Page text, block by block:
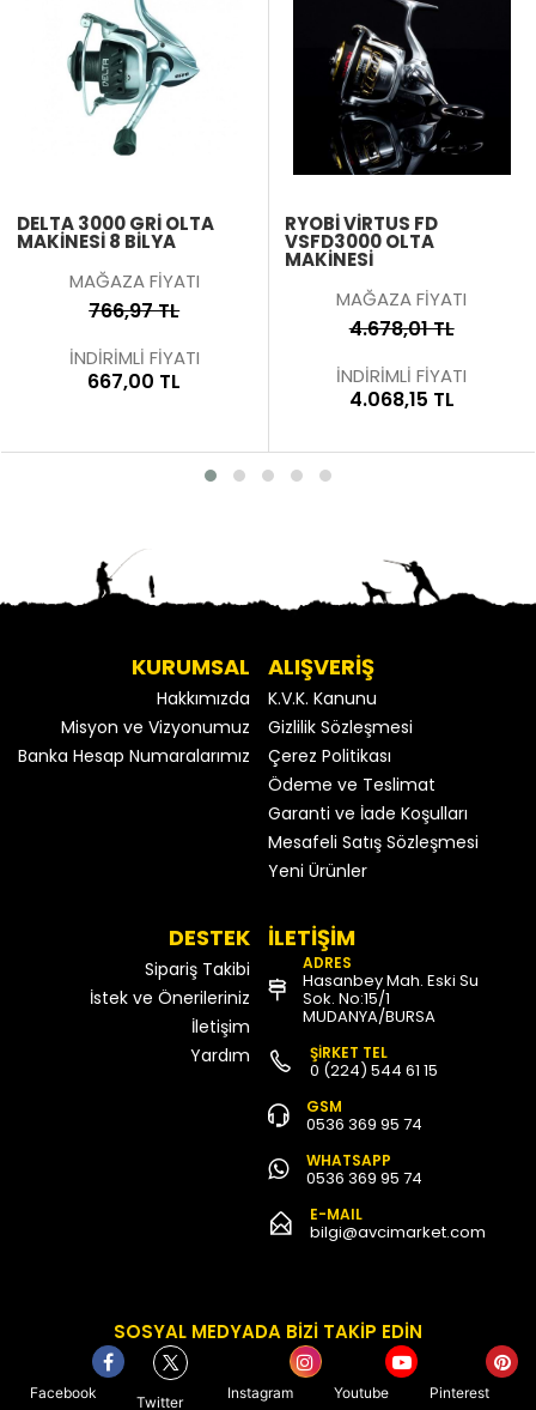
DELTA 3000 GRİ OLTA
MAKİNESİ 8 BİLYA
MAĞAZA FİYATI
766,97 TL
İNDİRİMLİ FİYATI
667,00 TL
RYOBI VIRTUS FD
VSFD3000 OLTA
MAKINESI
MAĞAZA FİYATI
4.678,01 TL
İNDİRİMLİ FİYATI
4.068,15 TL
KURUMSAL
Hakkımızda
Misyon ve Vizyonumuz
Banka Hesap Numaralarımız
ALIŞVERİŞ
K.V.K. Kanunu
Gizlilik Sözleşmesi
Çerez Politikası
Ödeme ve Teslimat
Garanti ve İade Koşulları
Mesafeli Satış Sözleşmesi
Yeni Ürünler
DESTEK
Sipariş Takibi
İstek ve Önerileriniz
İletişim
Yardım
İLETİŞİM
ADRES
Hasanbey Mah. Eski Su
Sok. No:15/1
MUDANYA/BURSA
ŞİRKET TEL
0 (224) 544 61 15
GSM
0536 369 95 74
WHATSAPP
0536 369 95 74
E-MAIL
bilgi@avcimarket.com
SOSYAL MEDYADA BİZİ TAKİP EDİN
Facebook
Twitter
Instagram Youtube Pinterest